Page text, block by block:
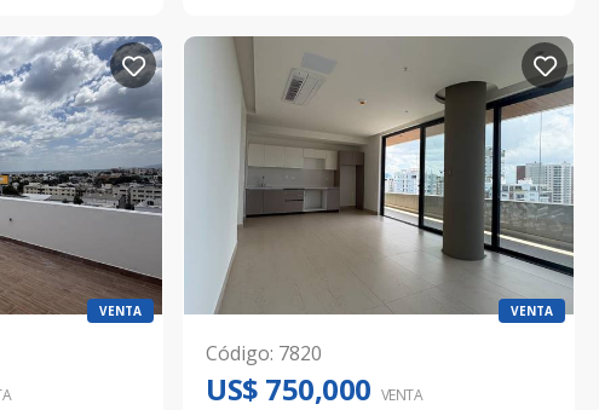
VENTA VENTA
Código: 7820
US$ 750,000 VENTA